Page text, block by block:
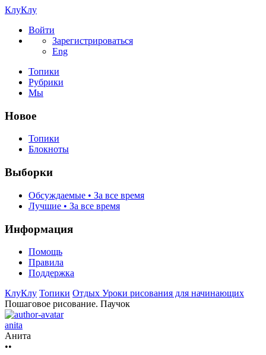
КлуКлу
Войти
Зарегистрироваться
Eng
Топики
Рубрики
Мы
Новое
Топики
Блокноты
Выборки
Обсуждаемые • За все время
Лучшие • За все время
Информация
Помощь
Правила
Поддержка
КлуКлу Топики Отдых Уроки рисования для начинающих
Пошаговое рисование. Паучок
anita
Анита
••